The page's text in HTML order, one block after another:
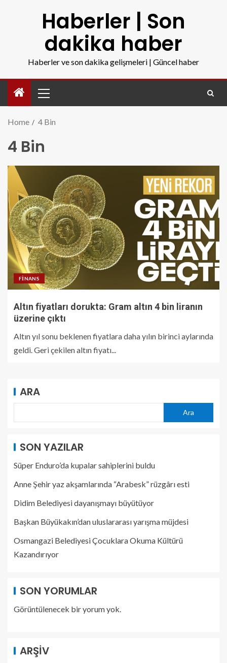
Haberler | Son
dakika haber
Haberler ve son dakika gelişmeleri | Güncel haber
Home 4 Bin
4 Bin
FINANS
Altın fiyatları dorukta: Gram altın 4 bin liranın
üzerine çıktı
Altın yıl sonu beklenen fiyatlara daha yılın birinci aylarında
geldi. Geri çekilen altın fiyatı...
ARA
Ara
SON YAZILAR
Süper Enduro’da kupalar sahiplerini buldu
Anne Şehir yaz akşamlarında “Arabesk” rüzgârı esti
Didim Belediyesi dayanışmayı büyütüyor
Başkan Büyükakın’dan uluslararası yarışma müjdesi
Osmangazi Belediyesi Çocuklara Okuma Kültürü
Kazandırıyor
SON YORUMLAR
Görüntülenecek bir yorum yok.
ARŞIV